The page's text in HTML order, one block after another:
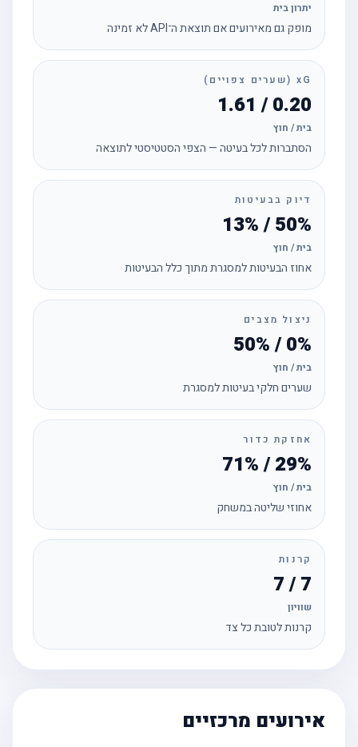
יתרון בית
מופק גם מאירועים אם תוצאת ה־API לא זמינה
xG (שערים צפויים)
0.20 / 1.61
בית / חוץ
הסתברות לכל בעיטה — הצפי הסטטיסטי לתוצאה
דיוק בבעיטות
50% / 13%
בית / חוץ
אחוז הבעיטות למסגרת מתוך כלל הבעיטות
ניצול מצבים
0% / 50%
בית / חוץ
שערים חלקי בעיטות למסגרת
אחזקת כדור
29% / 71%
בית / חוץ
אחוזי שליטה במשחק
קרנות
שוויון
קרנות לטובת כל צד
אירועים מרכזיים